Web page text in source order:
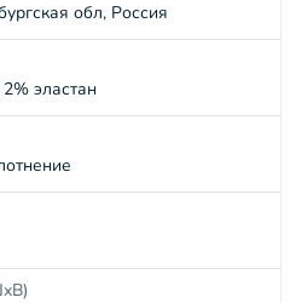
обл, Россия
эластан